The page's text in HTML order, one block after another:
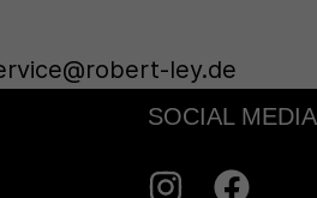
ley.de
SOCIAL MEDIA